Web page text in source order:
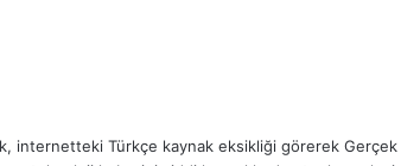
internetteki Türkçe kaynak eksikliği görerek Gerçek